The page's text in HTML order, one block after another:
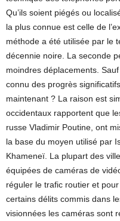
Qu’ils soient piégés ou
la plus connue est celle de
méthode a été utilisée par le
décennie noire. La seconde
moindres déplacements.
connu des progrès
maintenant ? La raison est
occidentaux rapportent que
russe Vladimir Poutine, ont
la base du moyen utilisé par
Khameneï. La plupart des
équipées de caméras de
réguler le trafic routier et
certains délits commis dans
visionnées les caméras sont